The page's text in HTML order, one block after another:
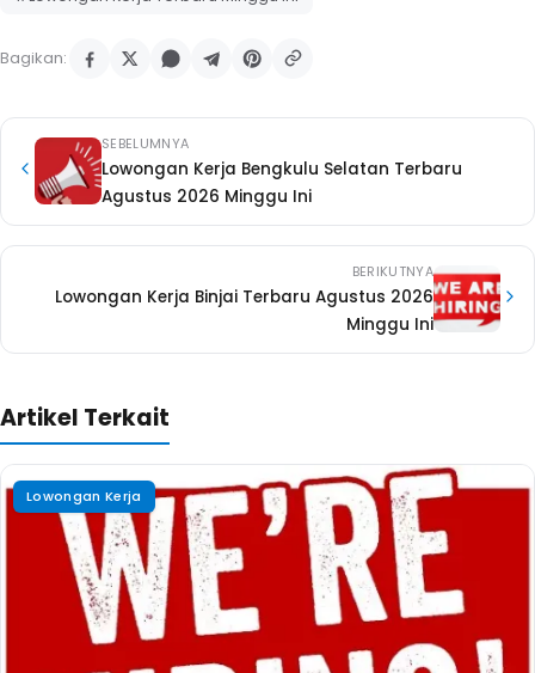
Bagikan:
SEBELUMNYA
Lowongan Kerja Bengkulu Selatan Terbaru
Agustus 2026 Minggu Ini
BERIKUTNYA
Lowongan Kerja Binjai Terbaru Agustus 2026
Minggu Ini
Artikel Terkait
Lowongan Kerja